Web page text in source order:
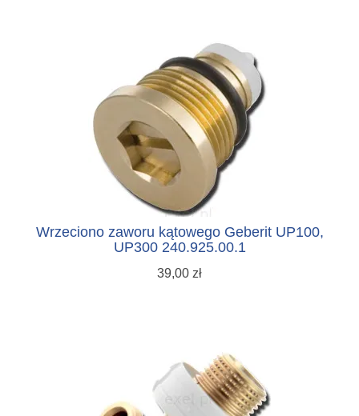
Wrzeciono zaworu kątowego Geberit UP100,
UP300 240.925.00.1
39,00 zł